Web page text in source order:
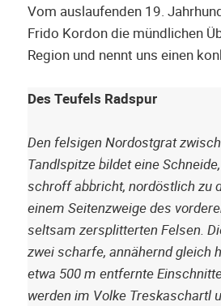
Vom auslaufenden 19.
Frido Kordon die mündlichen
Region und nennt uns einen
Des Teufels Radspur
Den felsigen Nordostgrat
Tandlspitze bildet eine
schroff abbricht, nordöstlich zu
einem Seitenzweige des
seltsam zersplitterten Felsen.
zwei scharfe, annähernd gleich
etwa 500 m entfernte
werden im Volke Treskaschartl